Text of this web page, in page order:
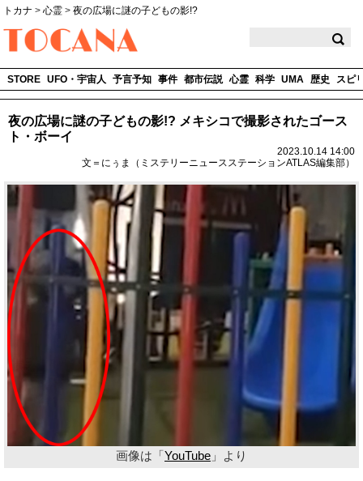
トカナ > 心霊 > 夜の広場に謎の子どもの影!?
STORE UFO・宇宙人 予言予知 事件 都市伝説 心霊 科学 UMA 歴史 スピ
夜の広場に謎の子どもの影!? メキシコで撮影されたゴース
ト・ボーイ
2023.10.14 14:00
文＝にぅま（ミステリーニュースステーションATLAS編集部）
画像は「YouTube 」より